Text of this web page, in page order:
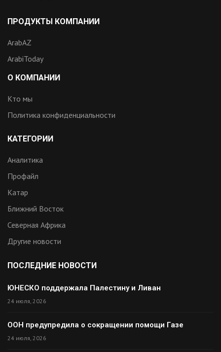
ПРОДУКТЫ КОМПАНИИ
ArabAZ
ArabiToday
О КОМПАНИИ
Кто мы
Политика конфиденциальности
КАТЕГОРИИ
Аналитика
Профайл
Катар
Ближний Восток
Северная Африка
Другие новости
ПОСЛЕДНИЕ НОВОСТИ
ЮНЕСКО поддержала Палестину и Ливан
24 июля, 2026
ООН предупредила о сокращении помощи Газе
24 июля, 2026